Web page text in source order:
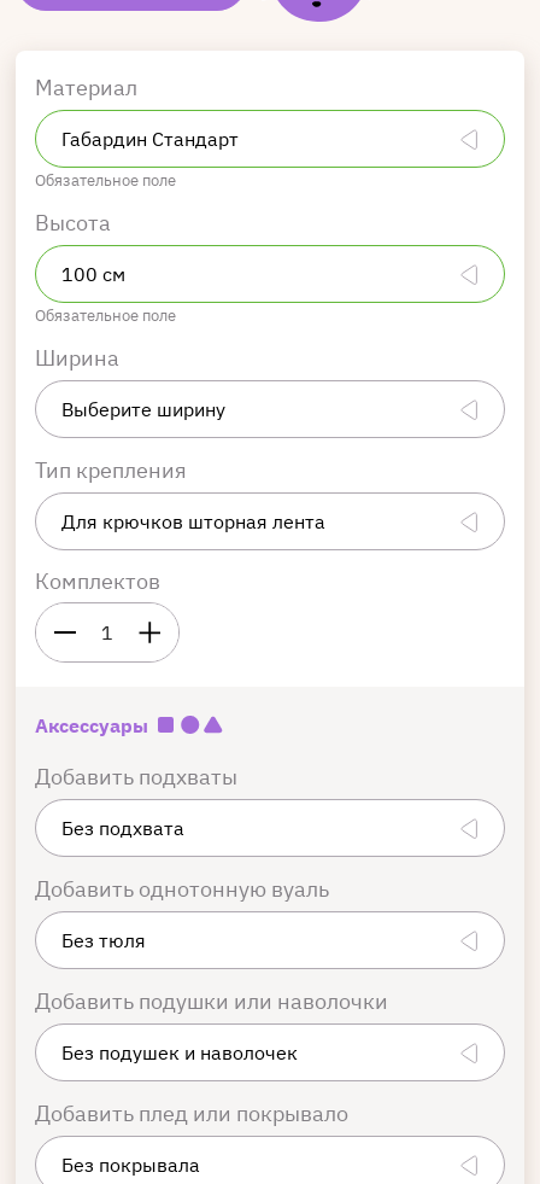
Материал
Обязательное поле
Высота
Обязательное поле
Ширина
Тип крепления
Комплектов
1
Аксессуары
Добавить подхваты
Добавить однотонную вуаль
Добавить подушки или наволочки
Добавить плед или покрывало